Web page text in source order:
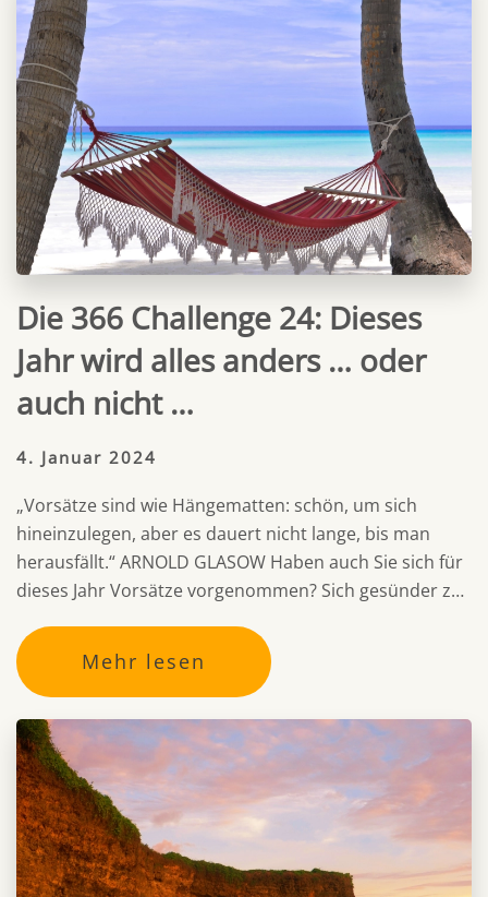
Die 366 Challenge 24: Dieses
Jahr wird alles anders … oder
auch nicht …
4. Januar 2024
„Vorsätze sind wie Hängematten: schön, um sich
hineinzulegen, aber es dauert nicht lange, bis man
herausfällt.“ ARNOLD GLASOW Haben auch Sie sich für
dieses Jahr Vorsätze vorgenommen? Sich gesünder z…
Mehr lesen